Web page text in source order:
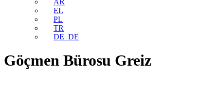
AR
EL
PL
TR
DE_DE
Göçmen Bürosu Greiz